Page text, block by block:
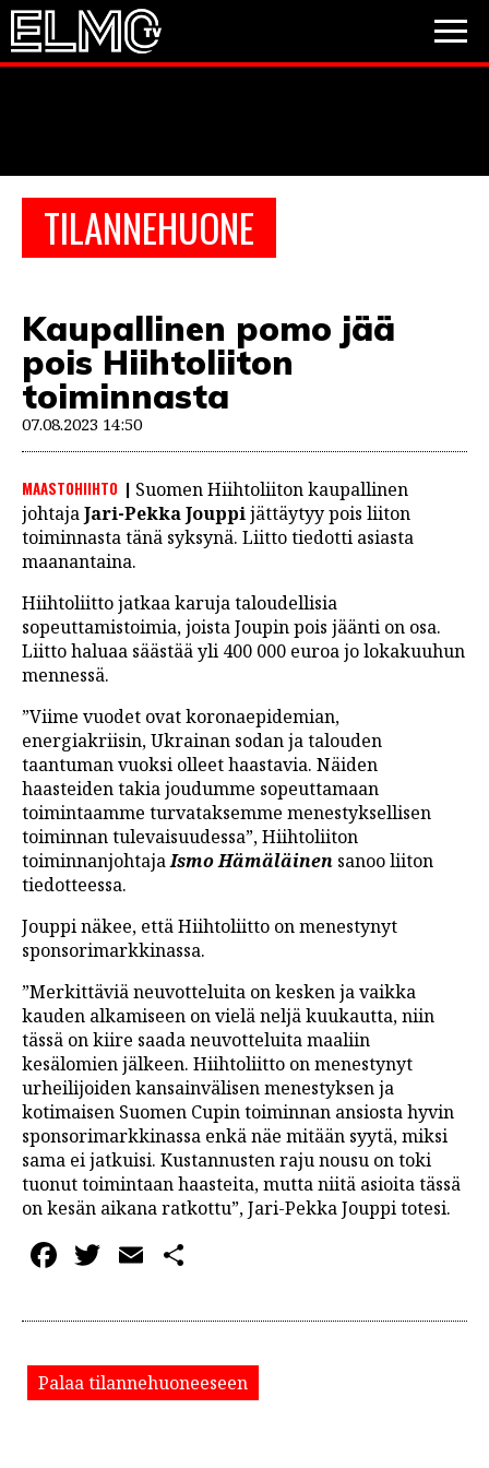
TILANNEHUONE
Kaupallinen pomo jää
pois Hiihtoliiton
toiminnasta
07.08.2023 14:50
MAASTOHIIHTO
Suomen Hiihtoliiton kaupallinen
johtajaJari-Pekka Jouppijättäytyy pois liiton
toiminnasta tänä syksynä. Liitto tiedotti asiasta
maanantaina.
Hiihtoliitto jatkaa karuja taloudellisia
sopeuttamistoimia, joista Joupin pois jäänti on osa.
Liitto haluaa säästää yli 400 000 euroa jo lokakuuhun
mennessä.
”Viime vuodet ovat koronaepidemian,
energiakriisin, Ukrainan sodan ja talouden
taantuman vuoksi olleet haastavia. Näiden
haasteiden takia joudumme sopeuttamaan
toimintaamme turvataksemme menestyksellisen
toiminnan tulevaisuudessa”, Hiihtoliiton
toiminnanjohtajaIsmo Hämäläinen sanoo liiton
tiedotteessa.
Jouppi näkee, että Hiihtoliitto on menestynyt
sponsorimarkkinassa.
”Merkittäviä neuvotteluita on kesken ja vaikka
kauden alkamiseen on vielä neljä kuukautta, niin
tässä on kiire saada neuvotteluita maaliin
kesälomien jälkeen. Hiihtoliitto on menestynyt
urheilijoiden kansainvälisen menestyksen ja
kotimaisen Suomen Cupin toiminnan ansiosta hyvin
sponsorimarkkinassa enkä näe mitään syytä, miksi
sama ei jatkuisi. Kustannusten raju nousu on toki
tuonut toimintaan haasteita, mutta niitä asioita tässä
on kesän aikana ratkottu”, Jari-Pekka Jouppi totesi.
Facebook
Twitter
Email
Palaa tilannehuoneeseen
PESÄPALLO
VIDEOT
JALKAPALLO
EM2021
Huuhkajat
Veikkausliiga
Valioliiga
JÄÄKIEKKO
PESÄPALLO
LINTU VAI KALA
46 DENTON ROAD
VIDEOT
PODCASTIT
KOLUMNIT